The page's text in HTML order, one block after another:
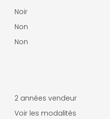
Noir
Non
Non
2 années vendeur
Voir les modalités